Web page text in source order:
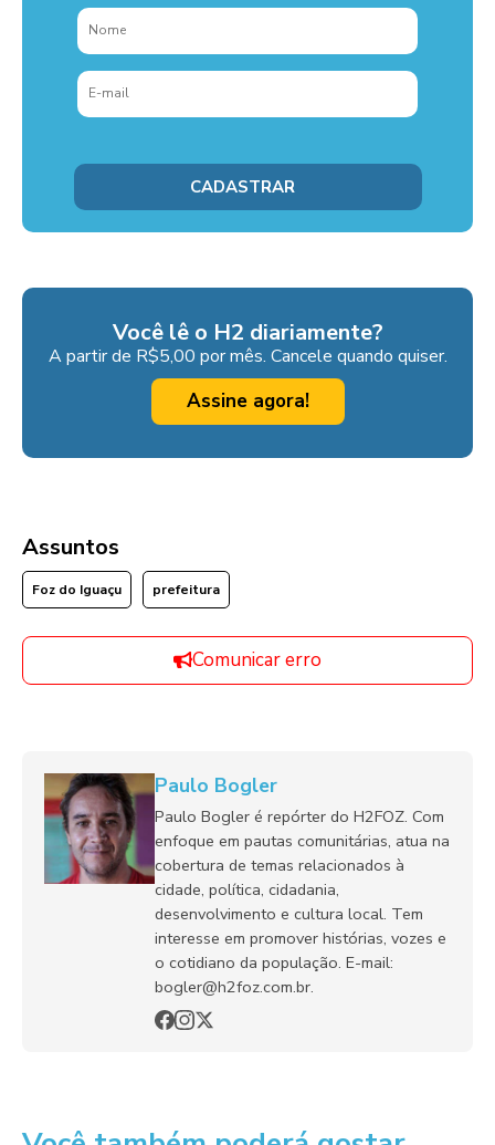
Você lê o H2 diariamente?
A partir de R$5,00 por mês. Cancele quando quiser.
Assine agora!
Assuntos
Foz do Iguaçu prefeitura
Comunicar erro
Paulo Bogler
Paulo Bogler é repórter do H2FOZ. Com
enfoque em pautas comunitárias, atua na
cobertura de temas relacionados à
cidade, política, cidadania,
desenvolvimento e cultura local. Tem
interesse em promover histórias, vozes e
o cotidiano da população. E-mail:
bogler@h2foz.com.br.